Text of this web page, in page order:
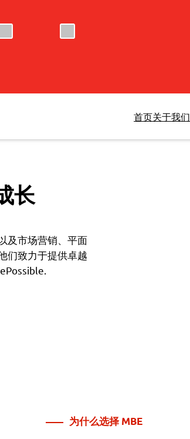
首页关于我们
长
及市场营销、平面
们致力于提供卓越
为什么选择 MBE